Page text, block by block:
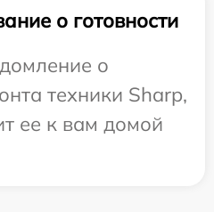
о готовности
о
техники Sharp,
ее к вам домой